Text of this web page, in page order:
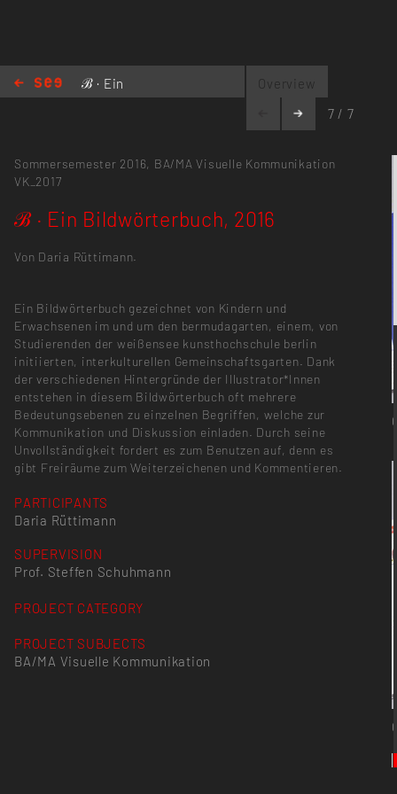
ℬ · Ein
Overview
7 / 7
Sommersemester 2016, BA/MA Visuelle Kommunikation
VK_2017
ℬ · Ein Bildwörterbuch, 2016
Von Daria Rüttimann.
Ein Bildwörterbuch gezeichnet von Kindern und
Erwachsenen im und um den bermudagarten, einem, von
Studierenden der weißensee kunsthochschule berlin
initiierten, interkulturellen Gemeinschaftsgarten. Dank
der verschiedenen Hintergründe der Illustrator*Innen
entstehen in diesem Bildwörterbuch oft mehrere
Bedeutungsebenen zu einzelnen Begriffen, welche zur
Kommunikation und Diskussion einladen. Durch seine
Unvollständigkeit fordert es zum Benutzen auf, denn es
gibt Freiräume zum Weiterzeichenen und Kommentieren.
PARTICIPANTS
Daria Rüttimann
SUPERVISION
Prof. Steffen Schuhmann
PROJECT CATEGORY
PROJECT SUBJECTS
BA/MA Visuelle Kommunikation